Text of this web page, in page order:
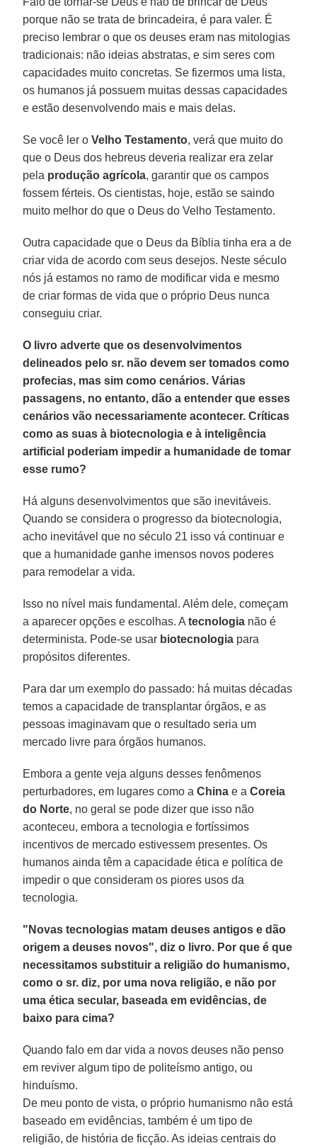
porque não se trata de brincadeira, é para valer. É
preciso lembrar o que os deuses eram nas mitologias
tradicionais: não ideias abstratas, e sim seres com
capacidades muito concretas. Se fizermos uma lista,
os humanos já possuem muitas dessas capacidades
e estão desenvolvendo mais e mais delas.
Se você ler oVelho Testamento, verá que muito do
que o Deus dos hebreus deveria realizar era zelar
pela produção agrícola, garantir que os campos
fossem férteis. Os cientistas, hoje, estão se saindo
muito melhor do que o Deus do Velho Testamento.
Outra capacidade que o Deus da Bíblia tinha era a de
criar vida de acordo com seus desejos. Neste século
nós já estamos no ramo de modificar vida e mesmo
de criar formas de vida que o próprio Deus nunca
conseguiu criar.
O livro adverte que os desenvolvimentos
delineados pelo sr. não devem ser tomados como
profecias, mas sim como cenários. Várias
passagens, no entanto, dão a entender que esses
cenários vão necessariamente acontecer. Críticas
como as suas à biotecnologia e à inteligência
artificial poderiam impedir a humanidade de tomar
esse rumo?
Há alguns desenvolvimentos que são inevitáveis.
Quando se considera o progresso da biotecnologia,
acho inevitável que no século 21 isso vá continuar e
que a humanidade ganhe imensos novos poderes
para remodelar a vida.
Isso no nível mais fundamental. Além dele, começam
a aparecer opções e escolhas. Atecnologia não é
determinista. Pode-se usar biotecnologia para
propósitos diferentes.
Para dar um exemplo do passado: há muitas décadas
temos a capacidade de transplantar órgãos, e as
pessoas imaginavam que o resultado seria um
mercado livre para órgãos humanos.
Embora a gente veja alguns desses fenômenos
perturbadores, em lugares como aChina e aCoreia
do Norte, no geral se pode dizer que isso não
aconteceu, embora a tecnologia e fortíssimos
incentivos de mercado estivessem presentes. Os
humanos ainda têm a capacidade ética e política de
impedir o que consideram os piores usos da
tecnologia.
"Novas tecnologias matam deuses antigos e dão
origem a deuses novos", diz o livro. Por que é que
necessitamos substituir a religião do humanismo,
como o sr. diz, por uma nova religião, e não por
uma ética secular, baseada em evidências, de
baixo para cima?
Quando falo em dar vida a novos deuses não penso
em reviver algum tipo de politeísmo antigo, ou
hinduísmo.
De meu ponto de vista, o próprio humanismo não está
baseado em evidências, também é um tipo de
religião, de história de ficção. As ideias centrais do